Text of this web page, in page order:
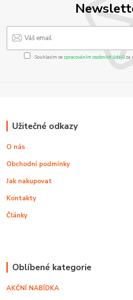
Souhlasím se zpracováním osobních údajůza
Užitečné odkazy
O nás
Obchodní podmínky
Jak nakupovat
Kontakty
Články
Oblíbené kategorie
AKČNÍ NABÍDKA